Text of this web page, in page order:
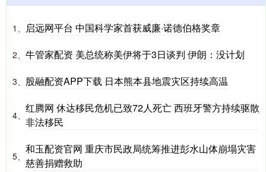
1、 启远网平台 中国科学家首获威廉·诺德伯格奖章
2、 牛管家配资 美总统称美伊将于3日谈判 伊朗：没计划
3、 股融配资APP下载 日本熊本县地震灾区持续高温
4、
红腾网 休达移民危机已致72人死亡 西班牙警方持续驱散
非法移民
5、
和玉配资官网 重庆市民政局统筹推进彭水山体崩塌灾害
慈善捐赠救助